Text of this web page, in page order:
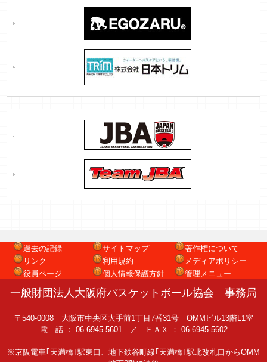
過去の記録
リンク
役員ページ
サイトマップ
利用規約
個人情報保護方針
著作権について
メディアポリシー
管理メニュー
一般財団法人大阪府バスケットボール協会 事務局
〒540-0008 大阪市中央区大手前1丁目7番31号 OMMビル13階L1室
電 話 ： 06-6945-5601 ／ ＦＡＸ ： 06-6945-5602
※京阪電車｢天満橋｣駅東口、地下鉄谷町線｢天満橋｣駅北改札口からOMM